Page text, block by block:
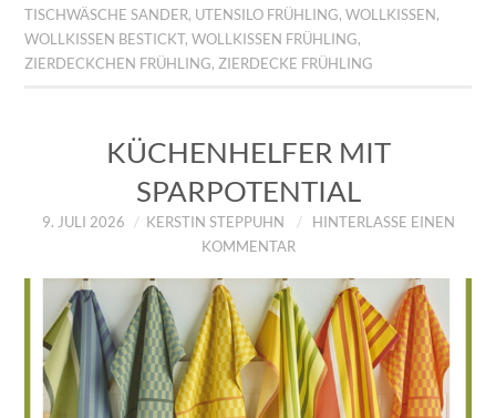
TISCHWÄSCHE SANDER, UTENSILO FRÜHLING,WOLLKISSEN ,
WOLLKISSEN BESTICKT,WOLLKISSEN FRÜHLING,
ZIERDECKCHEN FRÜHLING, ZIERDECKE FRÜHLING
KÜCHENHELFER MIT
SPARPOTENTIAL
9. JULI 2026 KERSTIN STEPPUHN
HINTERLASSE EINEN
KOMMENTAR